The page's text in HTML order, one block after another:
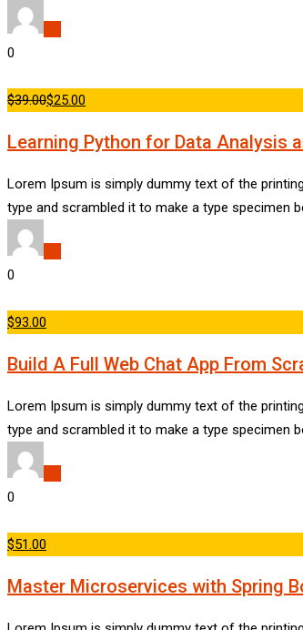
0
$39.00$25.00
Learning Python for Data Analysis
Lorem Ipsum is simply dummy text of the
type and scrambled it to make a type specimen
0
$93.00
Build A Full Web Chat App From
Lorem Ipsum is simply dummy text of the
type and scrambled it to make a type specimen
0
$51.00
Master Microservices with Spring